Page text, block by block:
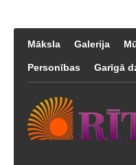
Māksla Galerija
Personības Garīgā